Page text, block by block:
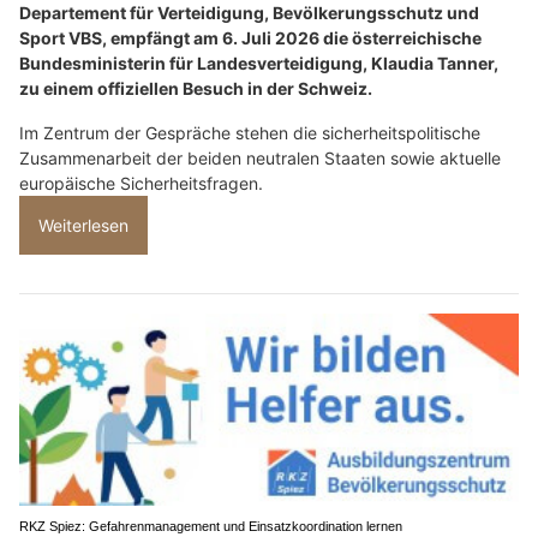
Departement für Verteidigung, Bevölkerungsschutz und
Sport VBS, empfängt am 6. Juli 2026 die österreichische
Bundesministerin für Landesverteidigung, Klaudia Tanner,
zu einem offiziellen Besuch in der Schweiz.
Im Zentrum der Gespräche stehen die sicherheitspolitische
Zusammenarbeit der beiden neutralen Staaten sowie aktuelle
europäische Sicherheitsfragen.
Weiterlesen
RKZ Spiez: Gefahrenmanagement und Einsatzkoordination lernen